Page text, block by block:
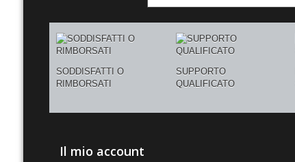
SODDISFATTI O
RIMBORSATI
SUPPORTO
QUALIFICATO
Il mio account